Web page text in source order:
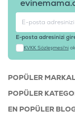
E-posta adresinizi
KVKK Sözleşmesi'ni
POPÜLER
POPÜLER
EN POPÜLER